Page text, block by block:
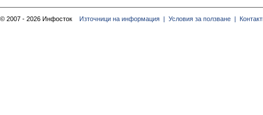
© 2007 - 2026 Инфосток Източници на информация | Условия за ползване |